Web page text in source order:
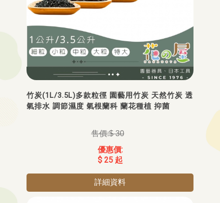
竹炭(1L/3.5L)多款粒徑 園藝用竹炭 天然竹炭 透
氣排水 調節濕度 氣根蘭科 蘭花種植 抑菌
$ 30
$ 25 起
詳細資料